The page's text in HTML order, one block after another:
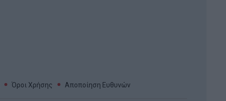
Όροι Χρήσης Αποποίηση Ευθυνών